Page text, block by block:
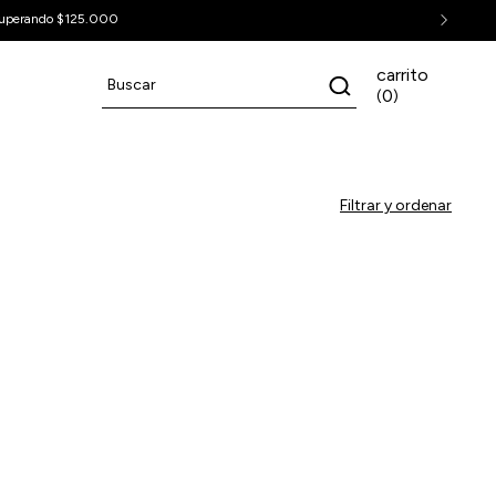
$125.000
carrito
(0)
Filtrar y ordenar